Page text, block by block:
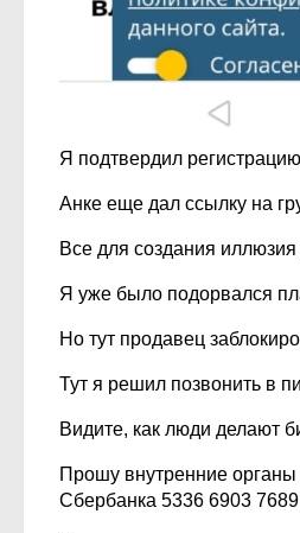
Я подтвердил
Анке еще дал ссылку на
Все для создания иллюзия
Я уже было подорвался
Но тут продавец
Тут я решил позвонить в
Видите, как люди делают
Прошу внутренние
Сбербанка 5336 6903